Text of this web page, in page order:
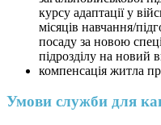
курсу адаптації у
місяців навчання/
посаду за новою
підрозділу на новий
компенсація житла
Умови служби для